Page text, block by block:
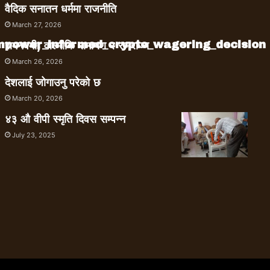
वैदिक सनातन धर्ममा राजनीति
March 27, 2026
रामनवमी, वाल्मीकि रामायण र रामराज्य
March 26, 2026
देशलाई जोगाउनु परेको छ
March 20, 2026
४३ औ वीपी स्मृति दिवस सम्पन्न
July 23, 2025